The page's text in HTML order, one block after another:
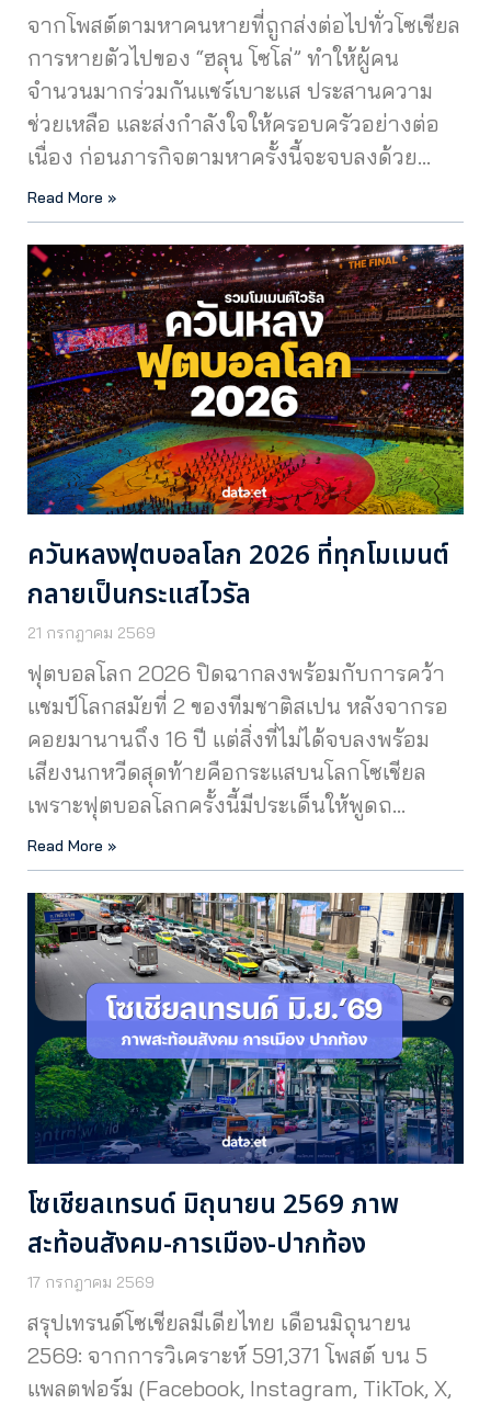
จากโพสต์ตามหาคนหายที่ถูกส่งต่อไปทั่วโซเชียล
การหายตัวไปของ “ฮลุน โซโล่” ทำให้ผู้คน
จำนวนมากร่วมกันแชร์เบาะแส ประสานความ
ช่วยเหลือ และส่งกำลังใจให้ครอบครัวอย่างต่อ
เนื่อง ก่อนภารกิจตามหาครั้งนี้จะจบลงด้วย…
Read More »
ควันหลงฟุตบอลโลก 2026 ที่ทุกโมเมนต์
กลายเป็นกระแสไวรัล
21 กรกฎาคม 2569
ฟุตบอลโลก 2026 ปิดฉากลงพร้อมกับการคว้า
แชมป์โลกสมัยที่ 2 ของทีมชาติสเปน หลังจากรอ
คอยมานานถึง 16 ปี แต่สิ่งที่ไม่ได้จบลงพร้อม
เสียงนกหวีดสุดท้ายคือกระแสบนโลกโซเชียล
เพราะฟุตบอลโลกครั้งนี้มีประเด็นให้พูดถ…
Read More »
โซเชียลเทรนด์ มิถุนายน 2569 ภาพ
สะท้อนสังคม-การเมือง-ปากท้อง
17 กรกฎาคม 2569
สรุปเทรนด์โซเชียลมีเดียไทย เดือนมิถุนายน
2569: จากการวิเคราะห์ 591,371 โพสต์ บน 5
แพลตฟอร์ม (Facebook, Instagram, TikTok, X,